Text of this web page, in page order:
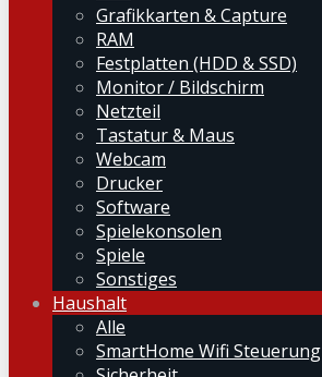
Grafikkarten & Capture
RAM
Festplatten (HDD & SSD)
Monitor / Bildschirm
Netzteil
Tastatur & Maus
Webcam
Drucker
Software
Spielekonsolen
Spiele
Sonstiges
Haushalt
Alle
SmartHome Wifi Steuerung